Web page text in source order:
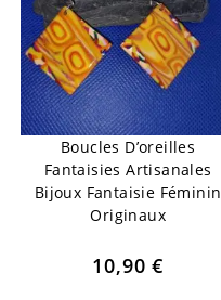
Boucles D’oreilles
Fantaisies Artisanales
Bijoux Fantaisie Féminin
Originaux
10,90€